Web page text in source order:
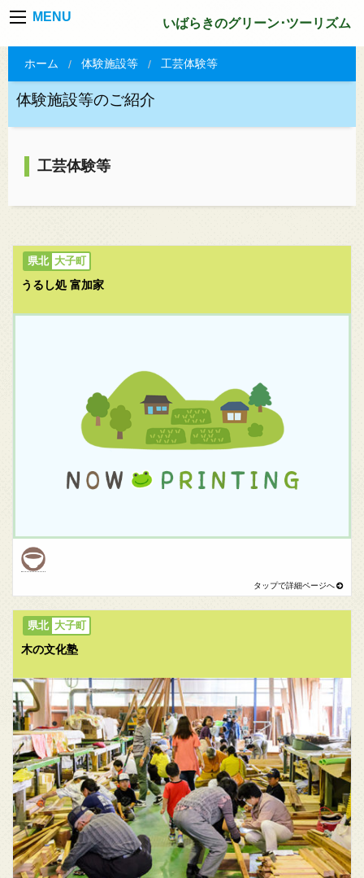
MENU いばらきのグリーン･ツーリズム
ホーム 体験施設等 工芸体験等
体験施設等のご紹介
工芸体験等
大子町
うるし処 富加家
大子町
木の文化塾